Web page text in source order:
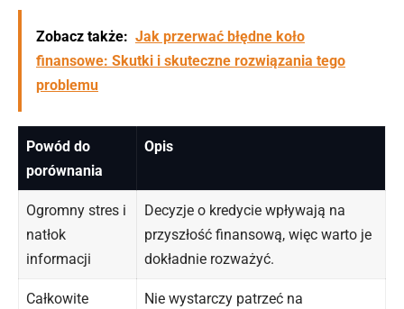
Zobacz także: Jak przerwać błędne koło
finansowe: Skutki i skuteczne rozwiązania tego
problemu
Powód do
porównania
Opis
Ogromny stres i
natłok
informacji
Decyzje o kredycie wpływają na
przyszłość finansową, więc warto je
dokładnie rozważyć.
Całkowite
Nie wystarczy patrzeć na